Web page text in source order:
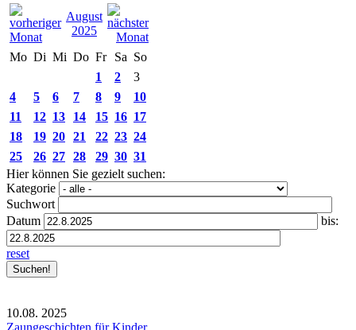
August
2025
Mo Di Mi Do Fr Sa So
1
2
3
4
5 6 7 8 9
10
11
12 13 14 15 16 17
18
19 20 21 22 23 24
25
26 27 28 29 30 31
Hier können Sie gezielt suchen:
Kategorie
Suchwort
Datum
bis:
reset
10.08. 2025
Zaungeschichten für Kinder